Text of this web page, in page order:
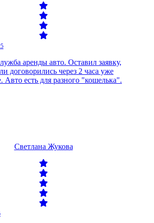
аренды авто. Оставил заявку,
договорились через 2 часа уже
Авто есть для разного "кошелька".
Светлана Жукова